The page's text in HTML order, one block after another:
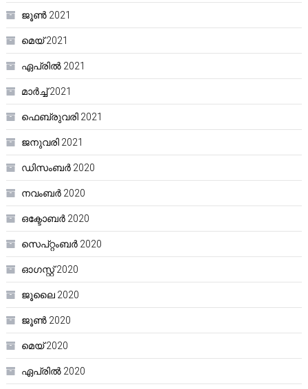
ജൂൺ 2021
മെയ്‌ 2021
ഏപ്രിൽ 2021
മാർച്ച്‌ 2021
ഫെബ്രുവരി 2021
ജനുവരി 2021
ഡിസംബർ 2020
നവംബർ 2020
ഒക്ടോബർ 2020
സെപ്റ്റംബർ 2020
ഓഗസ്റ്റ്‌ 2020
ജൂലൈ 2020
ജൂൺ 2020
മെയ്‌ 2020
ഏപ്രിൽ 2020